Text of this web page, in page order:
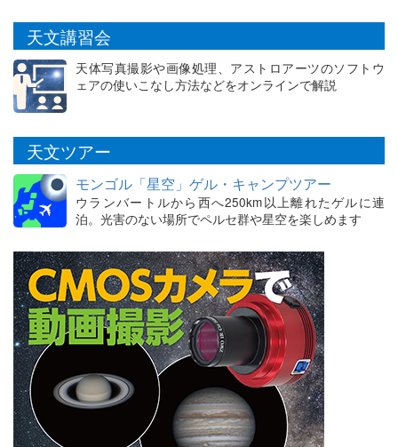
天文講習会
天体写真撮影や画像処理、アストロアーツのソフトウ
ェアの使いこなし方法などをオンラインで解説
天文ツアー
モンゴル「星空」ゲル・キャンプツアー
ウランバートルから西へ250km以上離れたゲルに連
泊。光害のない場所でペルセ群や星空を楽しめます